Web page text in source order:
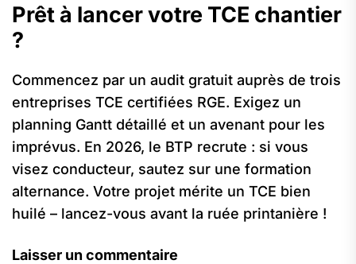
Prêt à lancer votre TCE chantier
?
Commencez par un audit gratuit auprès de trois
entreprises TCE certifiées RGE. Exigez un
planning Gantt détaillé et un avenant pour les
imprévus. En 2026, le BTP recrute : si vous
visez conducteur, sautez sur une formation
alternance. Votre projet mérite un TCE bien
huilé – lancez-vous avant la ruée printanière !
Laisser un commentaire